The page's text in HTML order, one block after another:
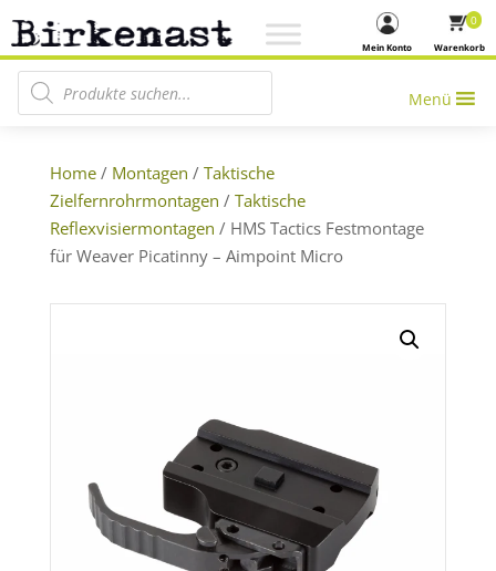
Warenkorb
0
Mein Konto
Products search
Menü
Home/ Montagen / Taktische
Zielfernrohrmontagen / Taktische
Reflexvisiermontagen / HMS Tactics Festmontage
für Weaver Picatinny – Aimpoint Micro